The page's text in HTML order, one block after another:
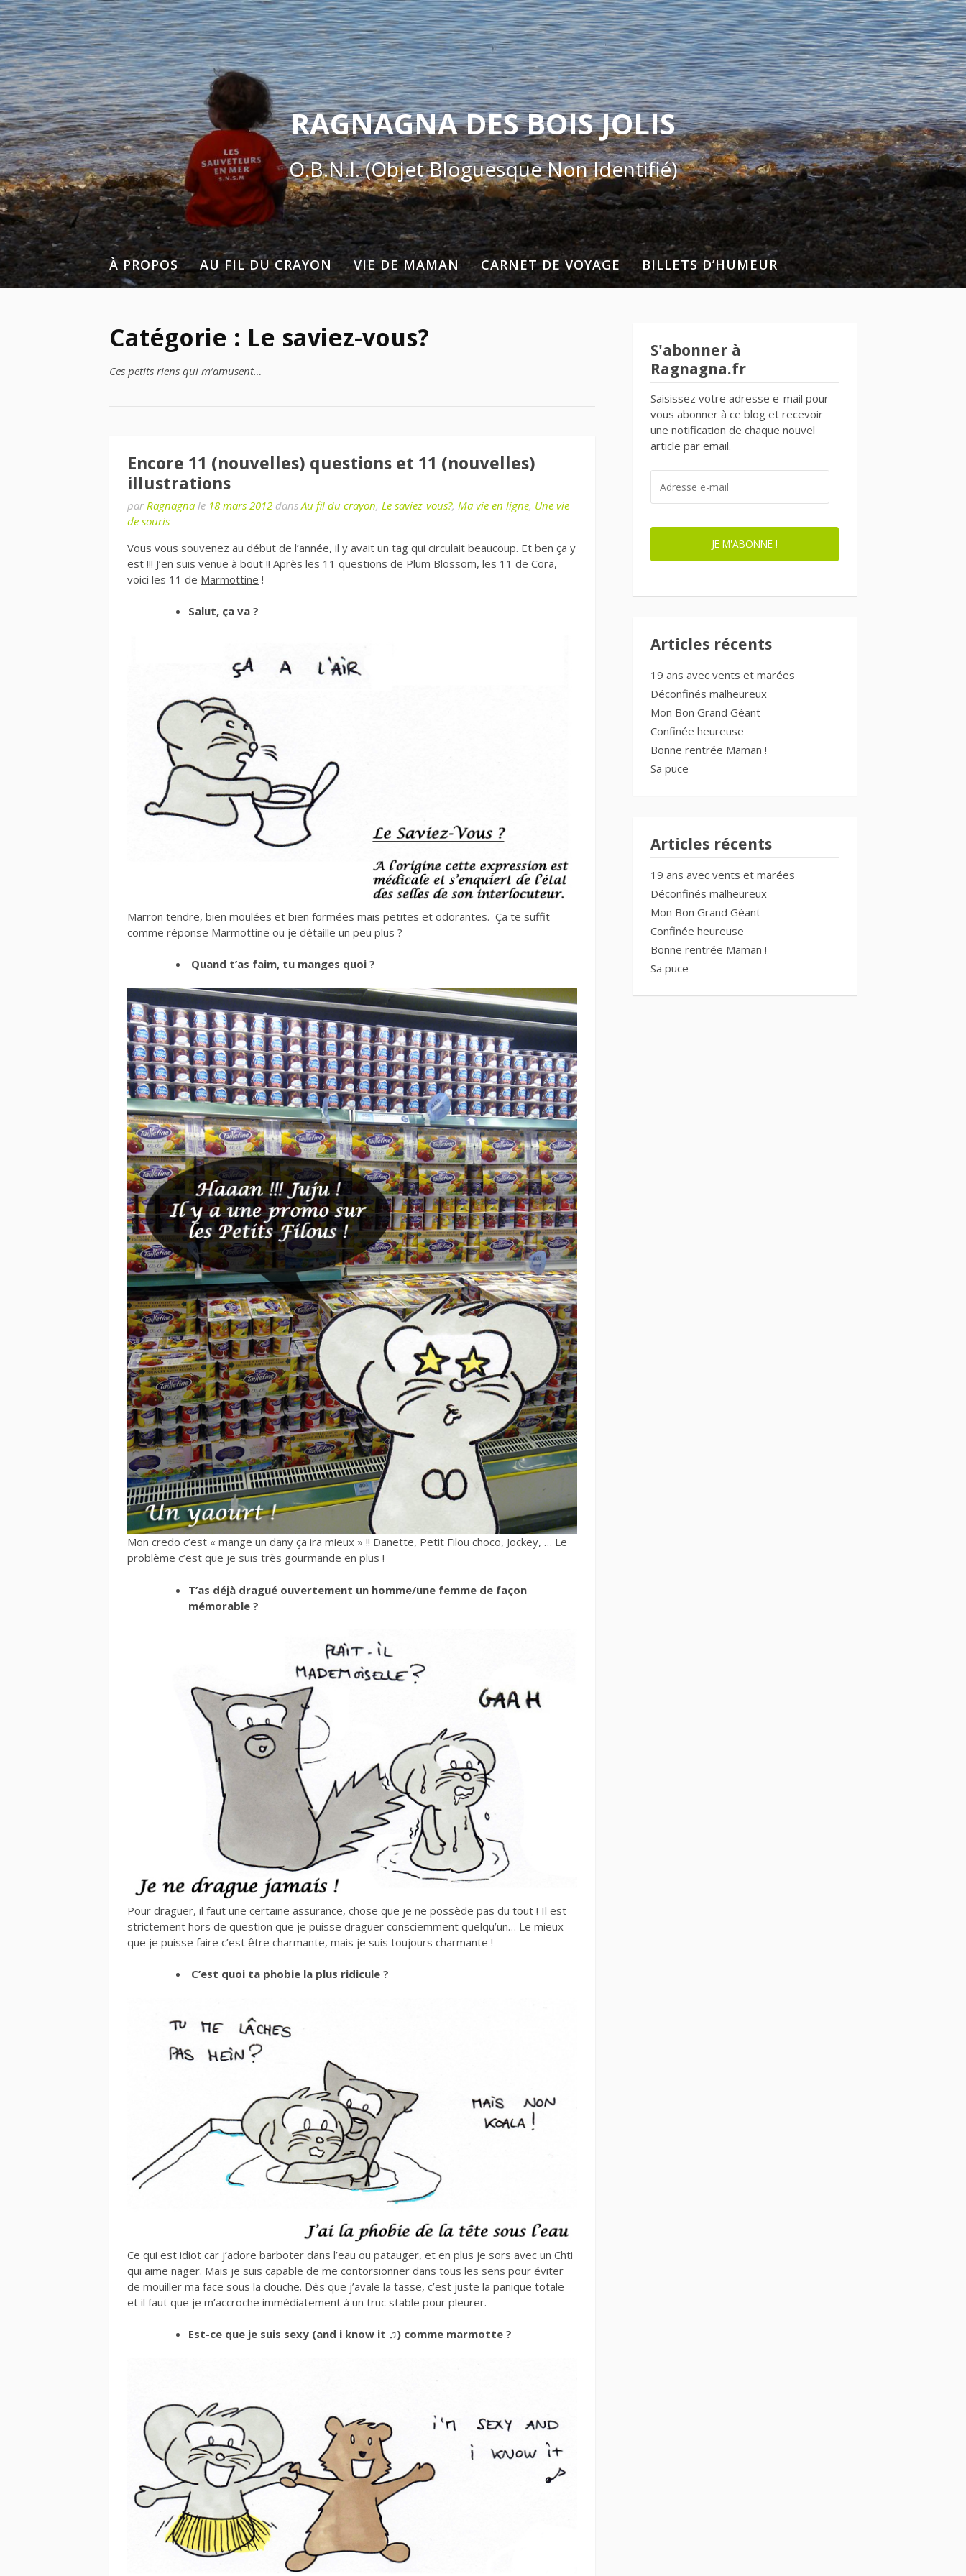
Aller
au
contenu
RAGNAGNA DES BOIS JOLIS
O.B.N.I. (Objet Bloguesque Non Identifié)
À PROPOS AU FIL DU CRAYON VIE DE MAMAN CARNET DE VOYAGE BILLETS D’HUMEUR
Catégorie : Le saviez-vous?
Ces petits riens qui m’amusent…
Encore 11 (nouvelles) questions et 11 (nouvelles)
illustrations
par Ragnagna le 18 mars 2012 dans Au fil du crayon, Le saviez-vous?, Ma vie en ligne, Une vie
de souris
Vous vous souvenez au début de l’année, il y avait un tag qui circulait beaucoup. Et ben ça y
est !!! J’en suis venue à bout !! Après les 11 questions de Plum Blossom, les 11 de Cora,
voici les 11 de Marmottine !
Salut, ça va ?
Marron tendre, bien moulées et bien formées mais petites et odorantes. Ça te suffit
comme réponse Marmottine ou je détaille un peu plus ?
Quand t’as faim, tu manges quoi ?
Mon credo c’est « mange un dany ça ira mieux » !! Danette, Petit Filou choco, Jockey, … Le
problème c’est que je suis très gourmande en plus !
T’as déjà dragué ouvertement un homme/une femme de façon
mémorable ?
Pour draguer, il faut une certaine assurance, chose que je ne possède pas du tout ! Il est
strictement hors de question que je puisse draguer consciemment quelqu’un… Le mieux
que je puisse faire c’est être charmante, mais je suis toujours charmante !
C’est quoi ta phobie la plus ridicule ?
Ce qui est idiot car j’adore barboter dans l’eau ou patauger, et en plus je sors avec un Chti
qui aime nager. Mais je suis capable de me contorsionner dans tous les sens pour éviter
de mouiller ma face sous la douche. Dès que j’avale la tasse, c’est juste la panique totale
et il faut que je m’accroche immédiatement à un truc stable pour pleurer.
Est-ce que je suis sexy (and i know it ♫) comme marmotte ?
S'abonner à
Ragnagna.fr
Saisissez votre adresse e-mail pour
vous abonner à ce blog et recevoir
une notification de chaque nouvel
article par email.
MAIL
JE M'ABONNE !
Articles récents
19 ans avec vents et marées
Déconfinés malheureux
Mon Bon Grand Géant
Confinée heureuse
Bonne rentrée Maman !
Sa puce
Articles récents
19 ans avec vents et marées
Déconfinés malheureux
Mon Bon Grand Géant
Confinée heureuse
Bonne rentrée Maman !
Sa puce